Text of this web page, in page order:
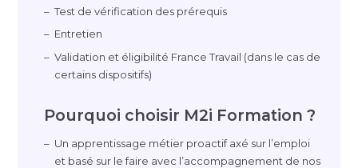
Test de vérification des prérequis
Entretien
Validation et éligibilité France Travail (dans le cas de
certains dispositifs)
Pourquoi choisir M2i Formation ?
Un apprentissage métier proactif axé sur l’emploi
et basé sur le faire avec l’accompagnement de nos